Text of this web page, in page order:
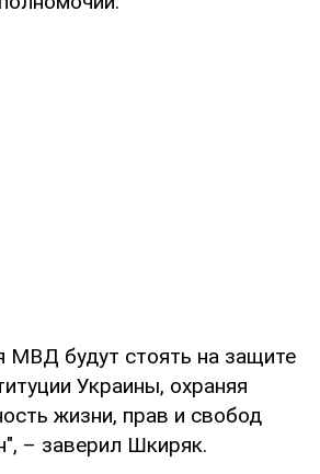
МВД будут стоять на защите
Украины, охраняя
жизни, прав и свобод
– заверил Шкиряк.